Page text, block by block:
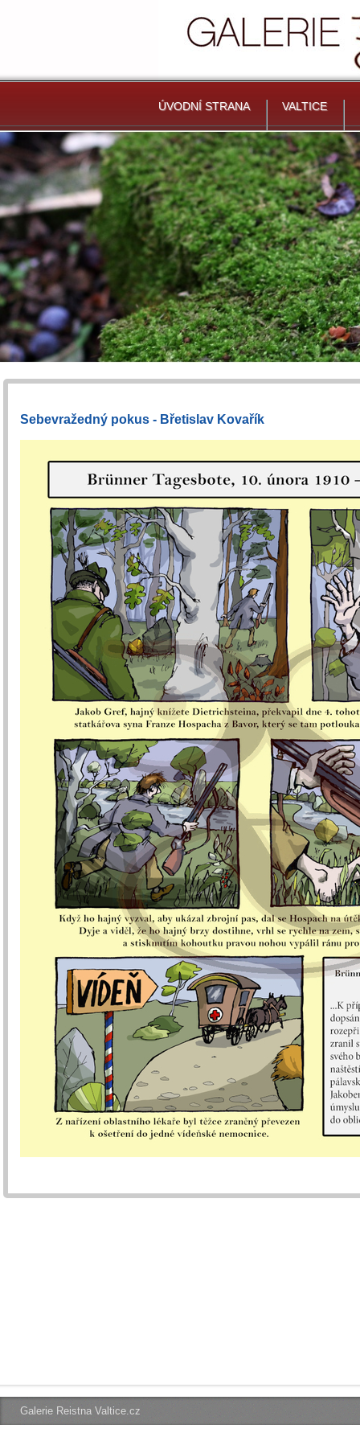
ÚVODNÍ STRANA VALTICE
Sebevražedný pokus - Břetislav Kovařík
Galerie Reistna Valtice.cz